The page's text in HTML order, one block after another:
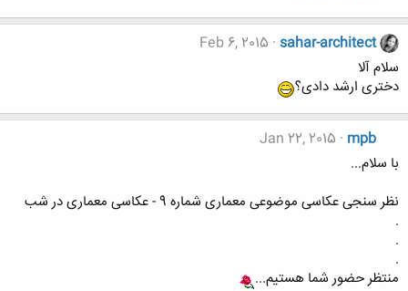
sahar-architect
Feb 6, 2015
سلام آلا
دختری ارشد دادی؟
mpb
Jan 22, 2015
با سلام...
نظر سنجی عکاسی موضوعی معماری شماره 9 - عکاسی معماری در شب
.
.
.
منتظر حضور شما هستیم...